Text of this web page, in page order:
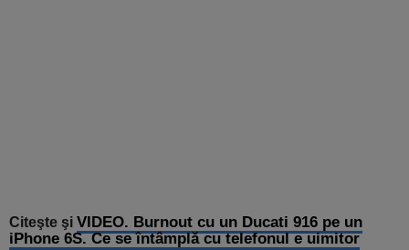
Citeşte şi VIDEO. Burnout cu un Ducati 916 pe un
iPhone 6S. Ce se întâmplă cu telefonul e uimitor